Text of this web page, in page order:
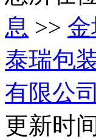
息 >>
泰瑞包
有限公
更新时